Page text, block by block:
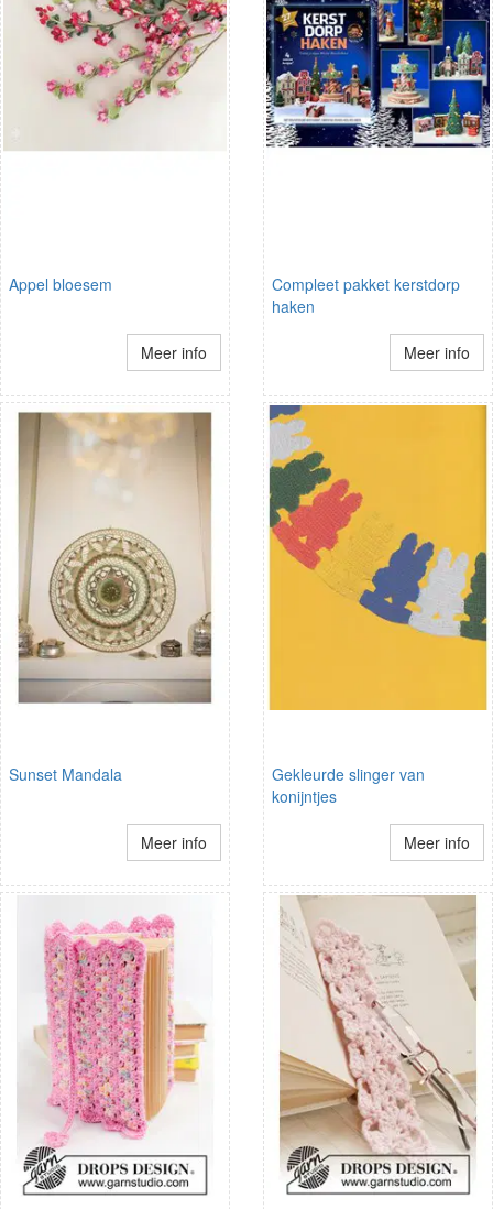
Appel bloesem
Meer info
Compleet pakket kerstdorp
haken
Meer info
Sunset Mandala
Meer info
Gekleurde slinger van
konijntjes
Meer info